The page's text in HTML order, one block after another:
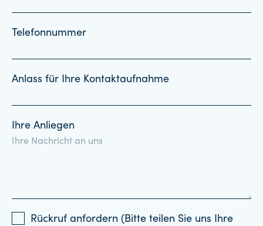
Telefonnummer
Anlass für Ihre Kontaktaufnahme
Ihre Anliegen
Rückruf anfordern (Bitte teilen Sie uns Ihre